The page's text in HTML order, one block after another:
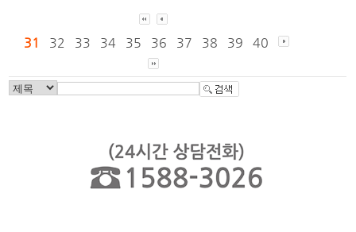
31 32 33 34 35 36 37 38 39 40